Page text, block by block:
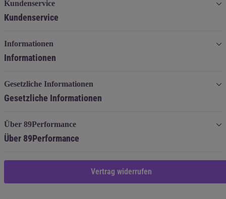
Kundenservice
Kundenservice
Informationen
Informationen
Gesetzliche Informationen
Gesetzliche Informationen
Über 89Performance
Über 89Performance
Vertrag widerrufen